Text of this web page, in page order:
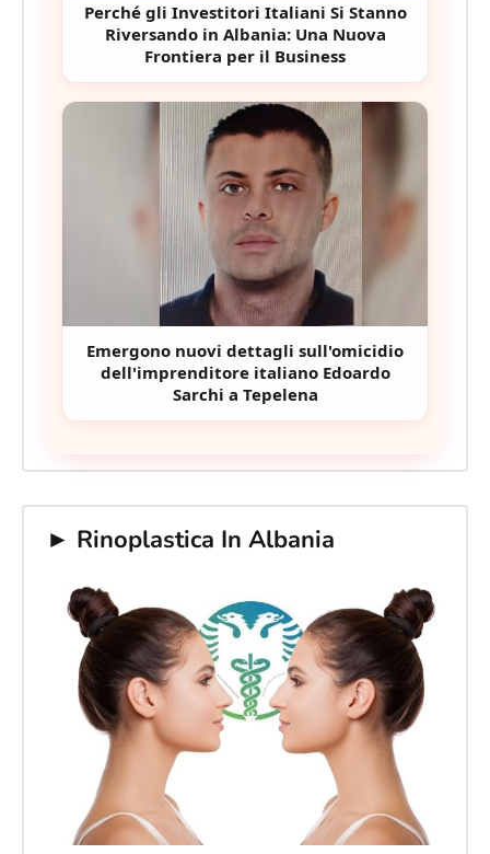
Perché gli Investitori Italiani Si Stanno
Riversando in Albania: Una Nuova
Frontiera per il Business
Emergono nuovi dettagli sull'omicidio
dell'imprenditore italiano Edoardo
Sarchi a Tepelena
► Rinoplastica In Albania